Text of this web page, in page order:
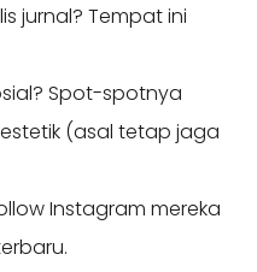
jurnal? Tempat ini
Spot-spotnya
(asal tetap jaga
Instagram mereka